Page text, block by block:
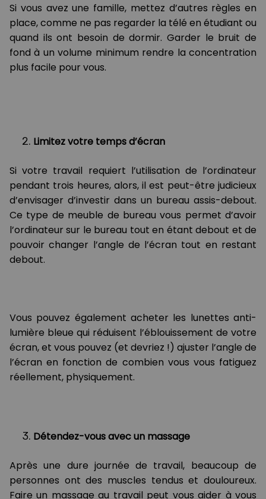
Si vous avez une famille, mettez d’autres règles en
place, comme ne pas regarder la télé en étudiant ou
quand ils ont besoin de dormir. Garder le bruit de
fond à un volume minimum rendre la concentration
plus facile pour vous.
Limitez votre temps d’écran
Si votre travail requiert l’utilisation de l’ordinateur
pendant trois heures, alors, il est peut-être judicieux
d’envisager d’investir dans un bureau assis-debout.
Ce type de meuble de bureau vous permet d’avoir
l’ordinateur sur le bureau tout en étant debout et de
pouvoir changer l’angle de l’écran tout en restant
debout.
Vous pouvez également acheter les lunettes anti-
lumière bleue qui réduisent l’éblouissement de votre
écran, et vous pouvez (et devriez !) ajuster l’angle de
l’écran en fonction de combien vous vous fatiguez
réellement, physiquement.
Détendez-vous avec un massage
Après une dure journée de travail, beaucoup de
personnes ont des muscles tendus et douloureux.
Faire un massage au travail peut vous aider à vous